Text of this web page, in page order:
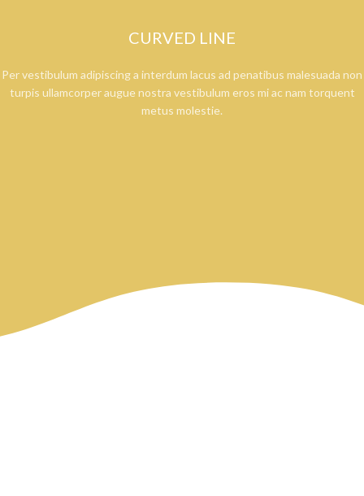
CURVED LINE
Per vestibulum adipiscing a interdum lacus ad penatibus malesuada non
turpis ullamcorper augue nostra vestibulum eros mi ac nam torquent
metus molestie.